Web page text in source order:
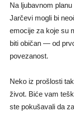
Na ljubavnom
Jarčevi mogli bi
emocije za koje su
biti običan — od
povezanost.
Neko iz prošlosti
život. Biće vam
ste pokušavali da